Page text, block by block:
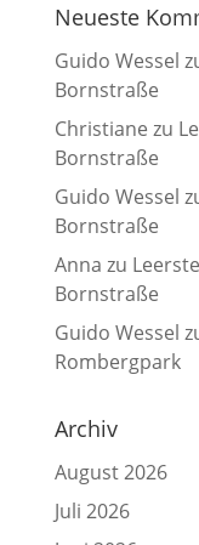
Neueste
Guido Wessel
Bornstraße
Christiane zu
Bornstraße
Guido Wessel
Bornstraße
Anna zu
Bornstraße
Guido Wessel
Rombergpark
Archiv
August 2026
Juli 2026